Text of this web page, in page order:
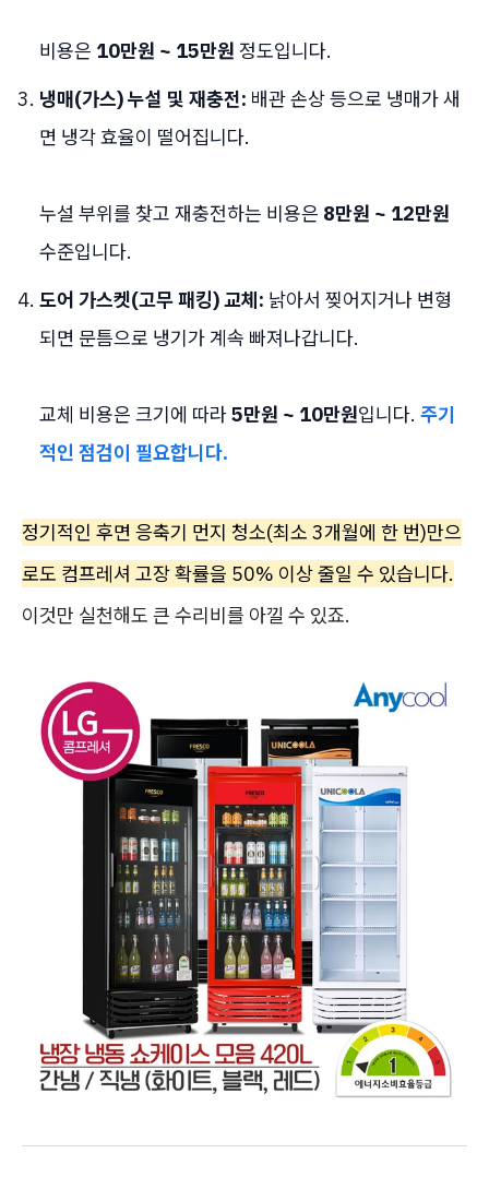
비용은 10만원 ~ 15만원 정도입니다.
냉매(가스) 누설 및 재충전: 배관 손상 등으로 냉매가 새
면 냉각 효율이 떨어집니다.
누설 부위를 찾고 재충전하는 비용은 8만원 ~ 12만원
수준입니다.
도어 가스켓(고무 패킹) 교체: 낡아서 찢어지거나 변형
되면 문틈으로 냉기가 계속 빠져나갑니다.
교체 비용은 크기에 따라5만원 ~ 10만원입니다. 주기
적인 점검이 필요합니다.
정기적인 후면 응축기 먼지 청소(최소 3개월에 한 번)만으
로도 컴프레셔 고장 확률을 50% 이상 줄일 수 있습니다.
이것만 실천해도 큰 수리비를 아낄 수 있죠.